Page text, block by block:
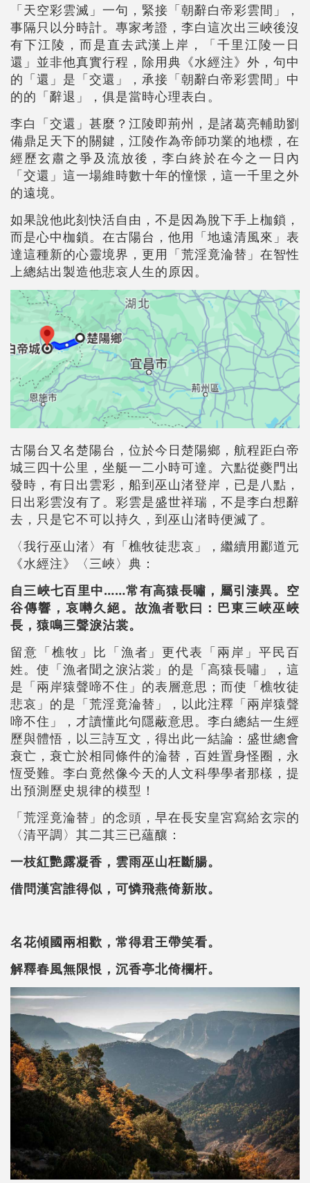
「天空彩雲滅」一句，緊接「朝辭白帝彩雲間」，
事隔只以分時計。專家考證，李白這次出三峽後沒
有下江陵，而是直去武漢上岸，「千里江陵一日
還」並非他真實行程，除用典《水經注》外，句中
的「還」是「交還」，承接「朝辭白帝彩雲間」中
的的「辭退」，俱是當時心理表白。
李白「交還」甚麼？江陵即荊州，是諸葛亮輔助劉
備鼎足天下的關鍵，江陵作為帝師功業的地標，在
經歷玄肅之爭及流放後，李白終於在今之一日內
「交還」這一場維時數十年的憧憬，這一千里之外
的遠境。
如果說他此刻快活自由，不是因為脫下手上枷鎖，
而是心中枷鎖。在古陽台，他用「地遠清風來」表
達這種新的心靈境界，更用「荒淫竟淪替」在智性
上總結出製造他悲哀人生的原因。
古陽台又名楚陽台，位於今日楚陽鄉，航程距白帝
城三四十公里，坐艇一二小時可達。六點從夔門出
發時，有日出雲彩，船到巫山渚登岸，已是八點，
日出彩雲沒有了。彩雲是盛世祥瑞，不是李白想辭
去，只是它不可以持久，到巫山渚時便滅了。
〈我行巫山渚〉有「樵牧徒悲哀」，繼續用酈道元
《水經注》〈三峽〉典：
自三峽七百里中……常有高猿長嘯，屬引淒異。空
谷傳響，哀囀久絕。故漁者歌曰：巴東三峽巫峽
長，猿鳴三聲淚沾裳。
留意「樵牧」比「漁者」更代表「兩岸」平民百
姓。使「漁者聞之淚沾裳」的是「高猿長嘯」，這
是「兩岸猿聲啼不住」的表層意思；而使「樵牧徒
悲哀」的是「荒淫竟淪替」，以此注釋「兩岸猿聲
啼不住」，才讀懂此句隱蔽意思。李白總結一生經
歷與體悟，以三詩互文，得出此一結論：盛世總會
衰亡，衰亡於相同條件的淪替，百姓置身怪圈，永
恆受難。李白竟然像今天的人文科學學者那樣，提
出預測歷史規律的模型！
「荒淫竟淪替」的念頭，早在長安皇宮寫給玄宗的
〈清平調〉其二其三已蘊釀：
一枝紅艷露凝香，雲雨巫山枉斷腸。
借問漢宮誰得似，可憐飛燕倚新妝。
名花傾國兩相歡，常得君王帶笑看。
解釋春風無限恨，沉香亭北倚欄杆。